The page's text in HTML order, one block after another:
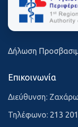
Δήλωση
Επικοινωνία
Διεύθυνση:
Τηλέφωνο: 213